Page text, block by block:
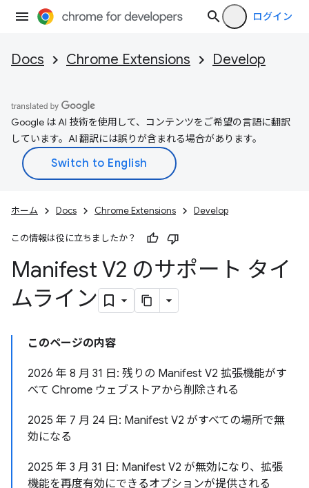
ログイン
Docs Chrome Extensions Develop
Google は AI 技術を使用して、コンテンツをご希望の言語に翻訳
しています。AI 翻訳には誤りが含まれる場合があります。
ホーム Docs Chrome Extensions Develop
この情報は役に立ちましたか？
Manifest V2 のサポート タイ
ムライン
このページの内容
2026 年 8 月 31 日: 残りの Manifest V2 拡張機能がす
べて Chrome ウェブストアから削除される
2025 年 7 月 24 日: Manifest V2 がすべての場所で無
効になる
2025 年 3 月 31 日: Manifest V2 が無効になり、拡張
機能を再度有効にできるオプションが提供される